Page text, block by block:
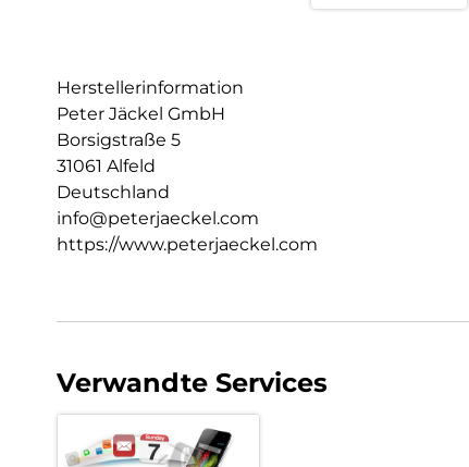
Herstellerinformation
Peter Jäckel GmbH
Borsigstraße 5
31061 Alfeld
Deutschland
info@peterjaeckel.com
https://www.peterjaeckel.com
Verwandte Services